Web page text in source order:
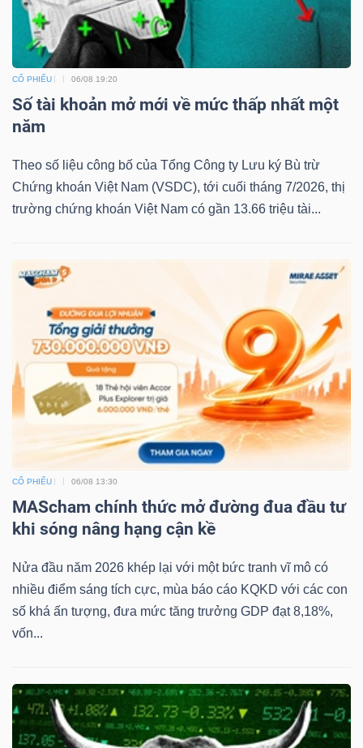
CỔ PHIẾU 06/08 19:20
Số tài khoản mở mới về mức thấp nhất một
năm
Theo số liệu công bố của Tổng Công ty Lưu ký Bù trừ
Chứng khoán Việt Nam (VSDC), tới cuối tháng 7/2026, thị
trường chứng khoán Việt Nam có gần 13.66 triệu tài...
CỔ PHIẾU 06/08 13:30
MAScham chính thức mở đường đua đầu tư
khi sóng nâng hạng cận kề
Nửa đầu năm 2026 khép lại với một bức tranh vĩ mô có
nhiều điểm sáng tích cực, mùa báo cáo KQKD với các con
số khá ấn tượng, đưa mức tăng trưởng GDP đạt 8,18%,
vốn...